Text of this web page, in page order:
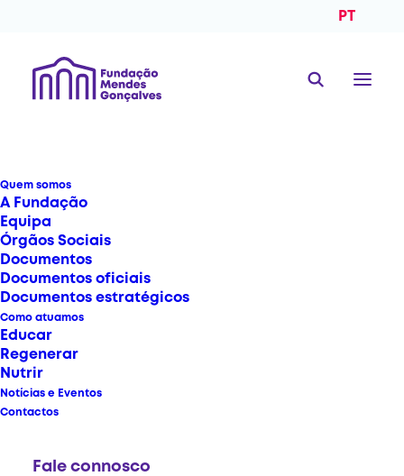
PT
Quem somos
A Fundação
Equipa
Órgãos Sociais
Documentos
Documentos oficiais
Documentos estratégicos
Como atuamos
Educar
Regenerar
Nutrir
Notícias e Eventos
Contactos
Fale connosco
Fundação Mendes
Gonçalves E Comida De
"Lancheiras Escolares"